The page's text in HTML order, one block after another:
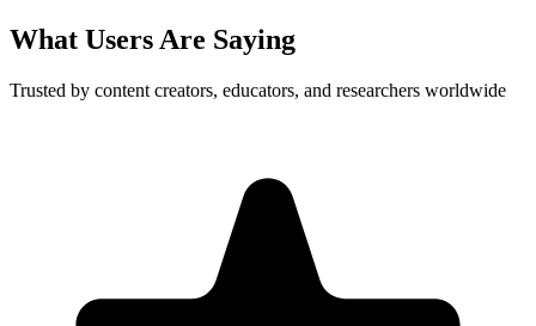
What Users Are Saying
Trusted by content creators, educators, and researchers worldwide